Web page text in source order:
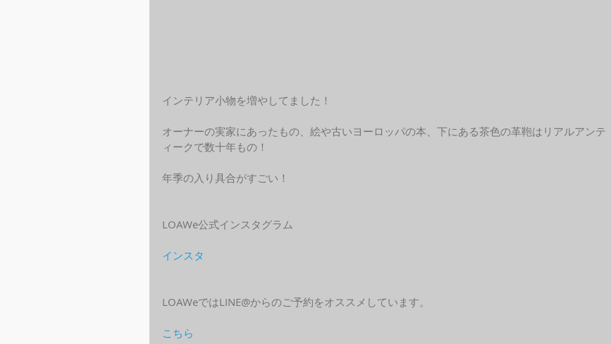
インテリア小物を増やしてました！
オーナーの実家にあったもの、絵や古いヨーロッパの本、下にある茶色の革鞄はリアルアンテ
ィークで数十年もの！
年季の入り具合がすごい！
LOAWe公式インスタグラム
インスタ
LOAWeではLINE@からのご予約をオススメしています。
こちら